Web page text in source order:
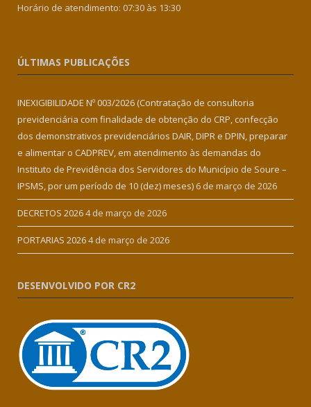
Horário de atendimento: 07:30 às 13:30
ÚLTIMAS PUBLICAÇÕES
INEXIGIBILIDADE Nº 003/2026 (Contratação de consultoria
previdenciária com finalidade de obtenção do CRP, confecção
dos demonstrativos previdenciários DAIR, DIPR e DPIN, preparar
e alimentar o CADPREV, em atendimento às demandas do
Instituto de Previdência dos Servidores do Município de Soure –
IPSMS, por um período de 10 (dez) meses) 6 de março de 2026
DECRETOS 20264 de março de 2026
PORTARIAS 20264 de março de 2026
DESENVOLVIDO POR CR2